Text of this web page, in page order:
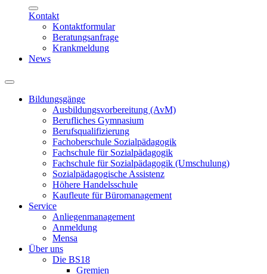
Kontakt
Kontaktformular
Beratungsanfrage
Krankmeldung
News
Bildungsgänge
Ausbildungsvorbereitung (AvM)
Berufliches Gymnasium
Berufsqualifizierung
Fachoberschule Sozialpädagogik
Fachschule für Sozialpädagogik
Fachschule für Sozialpädagogik (Umschulung)
Sozialpädagogische Assistenz
Höhere Handelsschule
Kaufleute für Büromanagement
Service
Anliegenmanagement
Anmeldung
Mensa
Über uns
Die BS18
Gremien